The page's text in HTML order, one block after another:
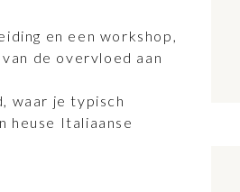
en een workshop,
de overvloed aan
waar je typisch
heuse Italiaanse